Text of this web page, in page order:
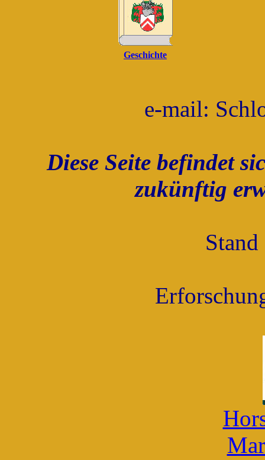
Geschichte
e-mail:
Diese Seite befindet
zukünftig